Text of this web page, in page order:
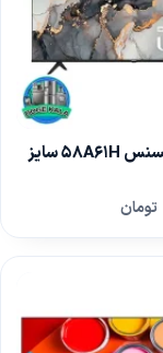
تلویزیون هایسنس 58A61H سایز
تومان